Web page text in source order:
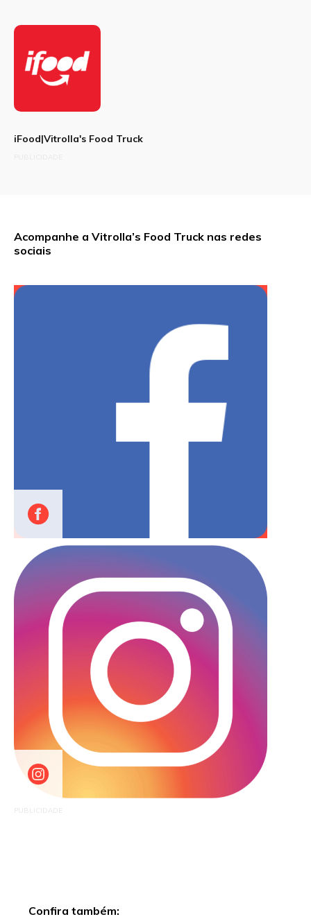
iFood|Vitrolla's Food Truck
Acompanhe a Vitrolla’s Food Truck nas redes
sociais
PUBLICIDADE
Confira também: